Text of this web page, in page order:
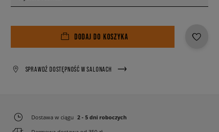
DODAJ DO KOSZYKA
SPRAWDŹ DOSTĘPNOŚĆ W SALONACH
Dostawa w ciągu 2 - 5 dni roboczych